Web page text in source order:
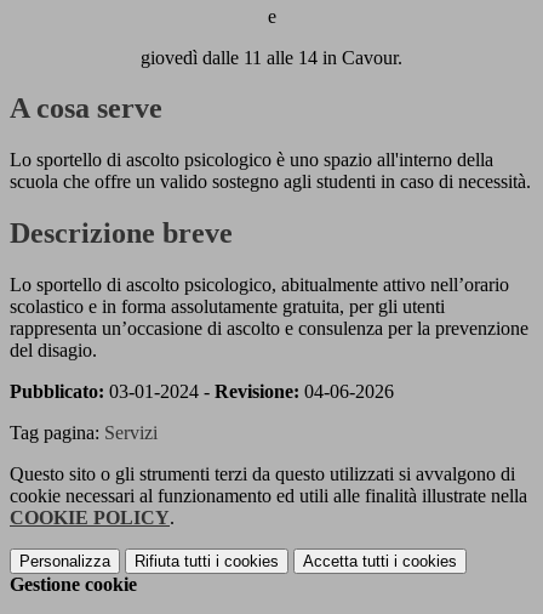
e
giovedì dalle 11 alle 14 in Cavour.
A cosa serve
Lo sportello di ascolto psicologico è uno spazio all'interno della
scuola che offre un valido sostegno agli studenti in caso di necessità.
Descrizione breve
Lo sportello di ascolto psicologico, abitualmente attivo nell’orario
scolastico e in forma assolutamente gratuita, per gli utenti
rappresenta un’occasione di ascolto e consulenza per la prevenzione
del disagio.
Pubblicato: 03-01-2024 - Revisione: 04-06-2026
Tag pagina: Servizi
Questo sito o gli strumenti terzi da questo utilizzati si avvalgono di
cookie necessari al funzionamento ed utili alle finalità illustrate nella
COOKIE POLICY.
Personalizza Rifiuta tutti i cookies Accetta tutti i cookies
Gestione cookie